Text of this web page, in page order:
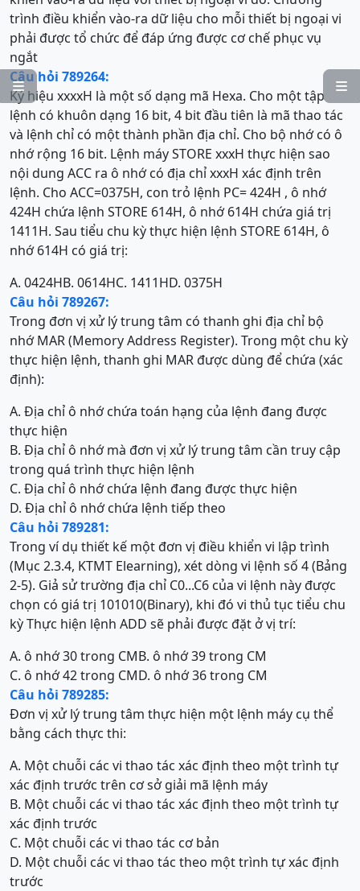


trình điều khiển vào-ra dữ liệu cho mỗi thiết bị ngoại vi
phải được tổ chức để đáp ứng được cơ chế phục vụ
ngắt
Câu hỏi 789264:
Ký hiệu xxxxH là một số dạng mã Hexa. Cho một tập
lệnh có khuôn dạng 16 bit, 4 bit đầu tiên là mã thao tác
và lệnh chỉ có một thành phần địa chỉ. Cho bộ nhớ có ô
nhớ rộng 16 bit. Lệnh máy STORE xxxH thực hiện sao
nội dung ACC ra ô nhớ có địa chỉ xxxH xác định trên
lệnh. Cho ACC=0375H, con trỏ lệnh PC= 424H , ô nhớ
424H chứa lệnh STORE 614H, ô nhớ 614H chứa giá trị
1411H. Sau tiểu chu kỳ thực hiện lệnh STORE 614H, ô
nhớ 614H có giá trị:
A. 0424HB. 0614HC. 1411HD. 0375H
Câu hỏi 789267:
Trong đơn vị xử lý trung tâm có thanh ghi địa chỉ bộ
nhớ MAR (Memory Address Register). Trong một chu kỳ
thực hiện lệnh, thanh ghi MAR được dùng để chứa (xác
định):
A. Địa chỉ ô nhớ chứa toán hạng của lệnh đang được
thực hiện
B. Địa chỉ ô nhớ mà đơn vị xử lý trung tâm cần truy cập
trong quá trình thực hiện lệnh
C. Địa chỉ ô nhớ chứa lệnh đang được thực hiện
D. Địa chỉ ô nhớ chứa lệnh tiếp theo
Câu hỏi 789281:
Trong ví dụ thiết kế một đơn vị điều khiển vi lập trình
(Mục 2.3.4, KTMT Elearning), xét dòng vi lệnh số 4 (Bảng
2-5). Giả sử trường địa chỉ C0...C6 của vi lệnh này được
chọn có giá trị 101010(Binary), khi đó vi thủ tục tiểu chu
kỳ Thực hiện lệnh ADD sẽ phải được đặt ở vị trí:
A. ô nhớ 30 trong CMB. ô nhớ 39 trong CM
C. ô nhớ 42 trong CMD. ô nhớ 36 trong CM
Câu hỏi 789285:
Đơn vị xử lý trung tâm thực hiện một lệnh máy cụ thể
bằng cách thực thi:
A. Một chuỗi các vi thao tác xác định theo một trình tự
xác định trước trên cơ sở giải mã lệnh máy
B. Một chuỗi các vi thao tác xác định theo một trình tự
xác định trước
C. Một chuỗi các vi thao tác cơ bản
D. Một chuỗi các vi thao tác theo một trình tự xác định
trước